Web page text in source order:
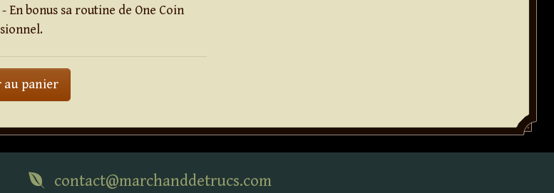
En bonus sa routine de One Coin
panier' . Ignite (Argent) . '
contact@marchanddetrucs.com